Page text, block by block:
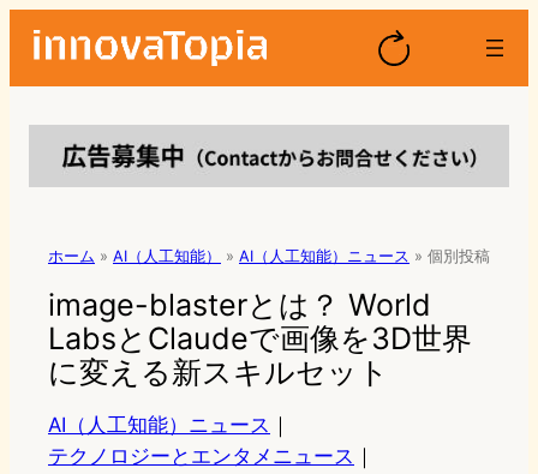
ホーム » AI（人工知能） » AI（人工知能）ニュース » 個別投稿
image-blasterとは？ World
LabsとClaudeで画像を3D世界
に変える新スキルセット
AI（人工知能）ニュース ｜
テクノロジーとエンタメニュース ｜